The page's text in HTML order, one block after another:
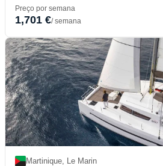
Preço por semana
1,701 €/ semana
Martinique, Le Marin